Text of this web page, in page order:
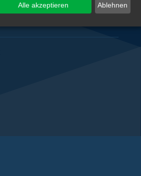
Ablehnen
Alle akzeptieren